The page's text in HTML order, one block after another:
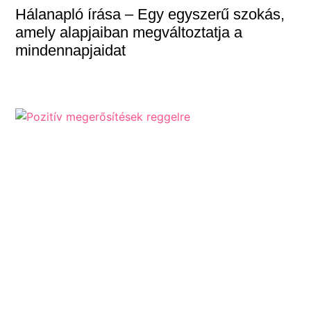
Hálanapló írása – Egy egyszerű szokás,
amely alapjaiban megváltoztatja a
mindennapjaidat